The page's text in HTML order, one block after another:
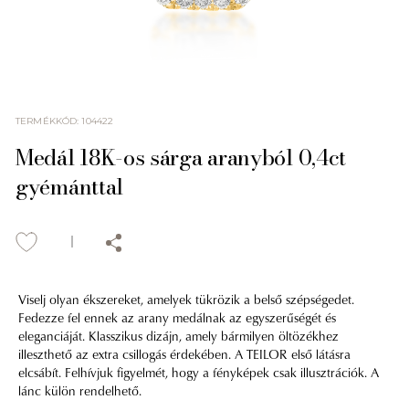
TERMÉKKÓD:104422
Medál 18K-os sárga aranyból 0,4ct
gyémánttal
Viselj olyan ékszereket, amelyek tükrözik a belső szépségedet.
Fedezze fel ennek az arany medálnak az egyszerűségét és
eleganciáját. Klasszikus dizájn, amely bármilyen öltözékhez
illeszthető az extra csillogás érdekében. A TEILOR első látásra
elcsábít. Felhívjuk figyelmét, hogy a fényképek csak illusztrációk. A
lánc külön rendelhető.